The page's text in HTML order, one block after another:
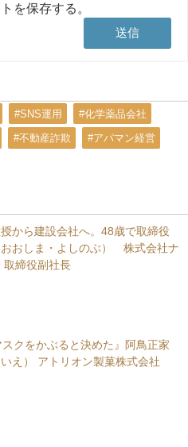
を保存する。
#SNS運用 #化学薬品会社
#不動産詐欺 #アパマン経営
授から建設会社へ。48歳で取締役
おおしま・よしのぶ） 株式会社ナ
取締役副社長
スクをかぶると決めた』阿鳥正家
いえ） アトリオン製菓株式会社